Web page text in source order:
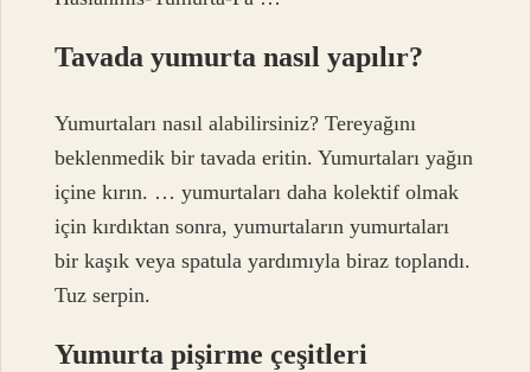
Tavada yumurta nasıl yapılır?
Yumurtaları nasıl alabilirsiniz? Tereyağını
beklenmedik bir tavada eritin. Yumurtaları yağın
içine kırın. … yumurtaları daha kolektif olmak
için kırdıktan sonra, yumurtaların yumurtaları
bir kaşık veya spatula yardımıyla biraz toplandı.
Tuz serpin.
Yumurta pişirme çeşitleri